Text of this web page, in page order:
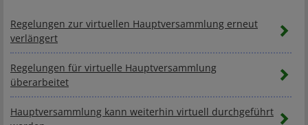
Regelungen zur virtuellen Hauptversammlung erneut
verlängert
Regelungen für virtuelle Hauptversammlung
überarbeitet
Hauptversammlung kann weiterhin virtuell durchgeführt